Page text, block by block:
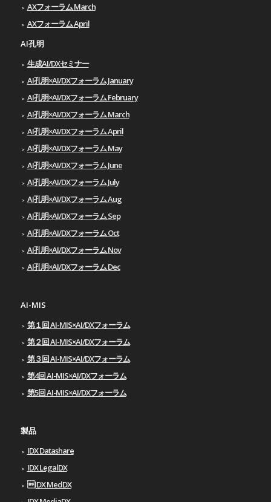
AXフォーラム March
AXフォーラム April
AI孔明
生成AI/DXセミナー
AI孔明×AI/DXフォーラム January
AI孔明×AI/DXフォーラム February
AI孔明×AI/DXフォーラム March
AI孔明×AI/DXフォーラム April
AI孔明×AI/DXフォーラム May
AI孔明×AI/DXフォーラム June
AI孔明×AI/DXフォーラム July
AI孔明×AI/DXフォーラム Aug
AI孔明×AI/DXフォーラム Sep
AI孔明×AI/DXフォーラム Oct
AI孔明×AI/DXフォーラム Nov
AI孔明×AI/DXフォーラム Dec
AI-MIS
第１回 AI-MIS×AI/DXフォーラム
第２回 AI-MIS×AI/DXフォーラム
第３回 AI-MIS×AI/DXフォーラム
第4回 AI-MIS×AI/DXフォーラム
第5回 AI-MIS×AI/DXフォーラム
製品
IDX Datashare
IDX LegalDX
IDX MedDX